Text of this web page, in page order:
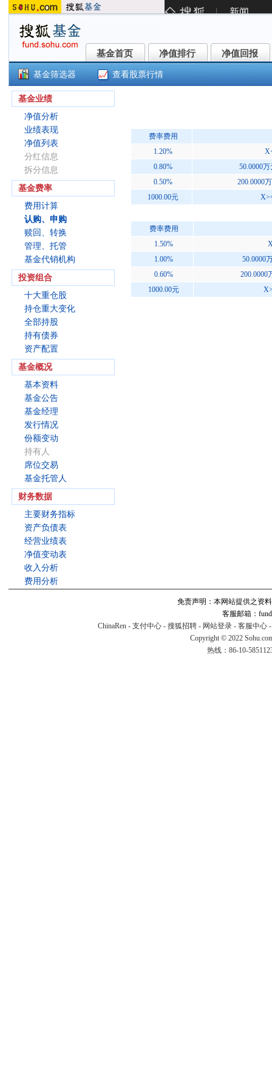
基金首页
基金首页 净值排行
净值排行 净值回报
净值回报
基金筛选器 查看股票行情
基金业绩
净值分析
业绩表现
净值列表
分红信息
拆分信息
基金费率
费用计算
认购、申购
赎回、转换
管理、托管
基金代销机构
投资组合
十大重仓股
持仓重大变化
全部持股
持有债券
资产配置
基金概况
基本资料
基金公告
基金经理
发行情况
份额变动
持有人
席位交易
基金托管人
财务数据
主要财务指标
资产负债表
经营业绩表
净值变动表
收入分析
费用分析
费率费用
1.20%
0.80%
50.0000
0.50%
200.0000
1000.00元
费率费用
1.50%
1.00%
50.0000
0.60%
200.0000
1000.00元
免责声明：本网站提供之资
客服邮箱：
ChinaRen - 支付中心 - 搜狐招聘 - 网站登录 - 客服中心
Copyright © 2022
热线：86-10-